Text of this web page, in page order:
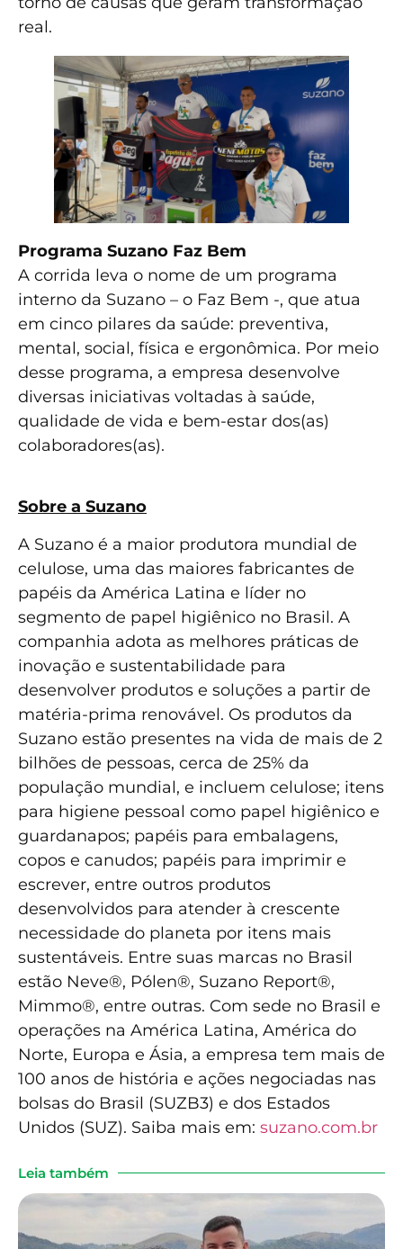
real.
Programa Suzano Faz Bem
A corrida leva o nome de um programa
interno da Suzano – o Faz Bem -, que atua
em cinco pilares da saúde: preventiva,
mental, social, física e ergonômica. Por meio
desse programa, a empresa desenvolve
diversas iniciativas voltadas à saúde,
qualidade de vida e bem-estar dos(as)
colaboradores(as).
Sobre a Suzano
A Suzano é a maior produtora mundial de
celulose, uma das maiores fabricantes de
papéis da América Latina e líder no
segmento de papel higiênico no Brasil. A
companhia adota as melhores práticas de
inovação e sustentabilidade para
desenvolver produtos e soluções a partir de
matéria-prima renovável. Os produtos da
Suzano estão presentes na vida de mais de 2
bilhões de pessoas, cerca de 25% da
população mundial, e incluem celulose; itens
para higiene pessoal como papel higiênico e
guardanapos; papéis para embalagens,
copos e canudos; papéis para imprimir e
escrever, entre outros produtos
desenvolvidos para atender à crescente
necessidade do planeta por itens mais
sustentáveis. Entre suas marcas no Brasil
estão Neve®, Pólen®, Suzano Report®,
Mimmo®, entre outras. Com sede no Brasil e
operações na América Latina, América do
Norte, Europa e Ásia, a empresa tem mais de
100 anos de história e ações negociadas nas
bolsas do Brasil (SUZB3) e dos Estados
Unidos (SUZ). Saiba mais em: suzano.com.br
Leia também